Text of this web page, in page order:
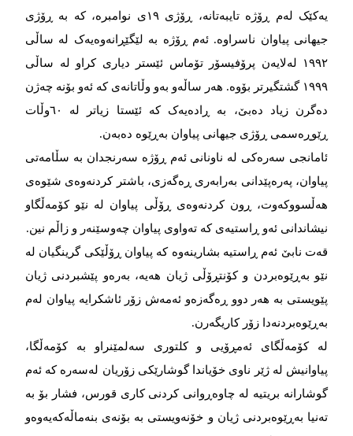
یەکێک لەم ڕۆژە تایبەتانە، ڕۆژی ۱۹ی نوامبره، کە بە ڕۆژی
جیهانی پیاوان ناسراوە. ئەم ڕۆژە بە لێگێڕانەوەیەک لە ساڵی
۱۹۹۲ لەلایەن پرۆفیسۆر تۆماس ئێستر دیاری کراو لە ساڵی
۱۹۹۹ گشتگیرتر بۆوە. هەر ساڵەو بەو وڵاتانەی کە ئەو بۆنە چەژن
دەگرن زیاد دەبێ، بە ڕادەیەک کە ئێستا زیاتر لە ٦۰وڵات
ڕێوڕەسمی ڕۆژی جیهانی پیاوان بەڕێوە دەبەن.
ئامانجی سەرەکی لە ناونانی ئەم ڕۆژە سەرنجدان بە سڵامەتی
پیاوان، پەرەپێدانی بەرابەری ڕەگەزی، باشتر کردنەوەی شێوەی
هەڵسووکەوت، ڕون کردنەوەی ڕۆڵی پیاوان لە نێو کۆمەڵگاو
نیشاندانی ئەو ڕاستیەی کە تەواوی پیاوان چەوسێنەر و زاڵم نین.
قەت نابێ ئەم ڕاستیە بشارینەوە کە پیاوان ڕۆڵێکی گرینگیان لە
نێو بەڕێوەبردن و کۆنتڕۆڵی ژیان هەیە، بەرەو پێشبردنی ژیان
پێویستی بە هەر دوو ڕەگەزەو ئەمەش زۆر ئاشکرایە پیاوان لەم
بەڕێوەبردنەدا زۆر کاریگەرن.
لە کۆمەڵگای ئەمڕۆیی و کلتوری سەلمێنراو بە کۆمەڵگا،
پیاوانیش لە ژێر ناوی خۆیاندا گوشارێکی زۆریان لەسەرە کە ئەم
گوشارانە بریتیە لە چاوەڕوانی کردنی کاری قورس، فشار بۆ بە
تەنیا بەڕێوەبردنی ژیان و خۆنەویستی بە بۆنەی بنەماڵەکەیەوەو